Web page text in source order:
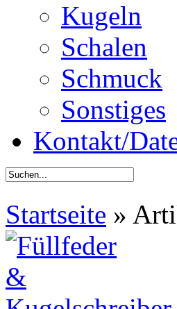
Kugeln
Schalen
Schmuck
Sonstiges
Kontakt/
Startseite »